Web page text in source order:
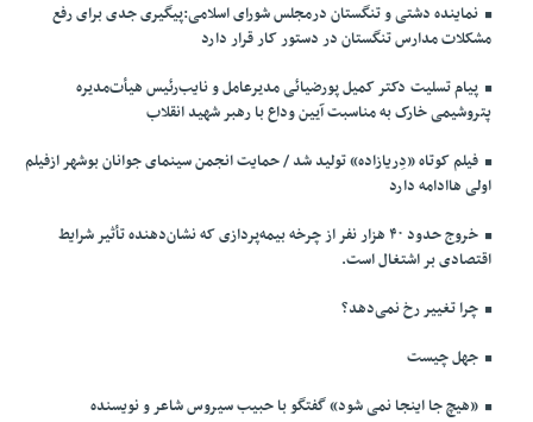
نماینده دشتی و تنگستان درمجلس شورای اسلامی:پیگیری جدی برای رفع
مشکلات مدارس تنگستان در دستور کار قرار دارد
پیام تسلیت دکتر کمیل پورضیائی مدیرعامل و نایب‌رئیس هیأت‌مدیره
پتروشیمی خارک به مناسبت آیین وداع با رهبر شهید انقلاب
فیلم کوتاه «دِریازاده» تولید شد / حمایت انجمن سینمای جوانان بوشهر ازفیلم
اولی هاادامه دارد
خروج حدود ۴۰ هزار نفر از چرخه بیمه‌پردازی که نشان‌دهنده تأثیر شرایط
اقتصادی بر اشتغال است.
چرا تغییر رخ نمی‌دهد؟
جهل چیست
«هیچ جا اینجا نمی شود» گفتگو با حبیب سیروس شاعر و نویسنده